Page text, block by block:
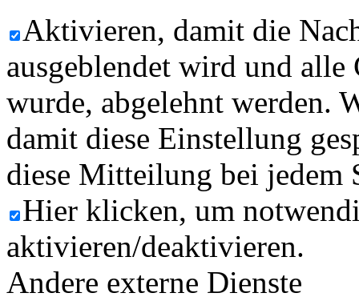
Aktivieren, damit die
ausgeblendet wird und
wurde, abgelehnt werden.
damit diese Einstellung
diese Mitteilung bei jedem
Hier klicken, um
aktivieren/deaktivieren.
Andere externe Dienste